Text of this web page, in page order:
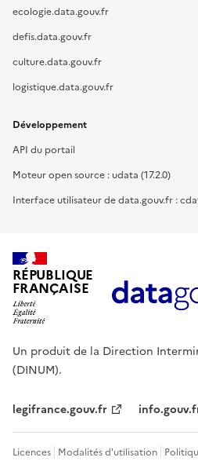
ecologie.data.gouv.fr
defis.data.gouv.fr
culture.data.gouv.fr
logistique.data.gouv.fr
Développement
API du portail
Moteur open source : udata (17.2.0)
Interface utilisateur de data.gouv.fr :
RÉPUBLIQUE
FRANÇAISE
Un produit de la Direction
(DINUM).
legifrance.gouv.fr
Licences Modalités d'utilisation